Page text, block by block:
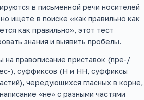
в письменной речи носителей
ищете в поиске «как правильно как
как правильно», этот тест
знания и выявить пробелы.
на правописание приставок (пре-/
), суффиксов (Н и НН, суффиксы
чередующихся гласных в корне,
«не» с разными частями